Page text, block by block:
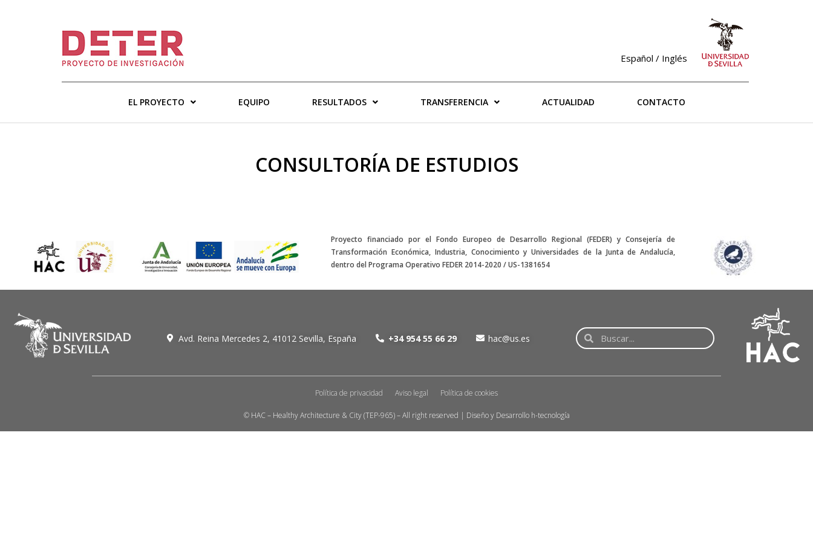
Español / Inglés
EL PROYECTO EQUIPO RESULTADOS TRANSFERENCIA ACTUALIDAD CONTACTO
CONSULTORÍA DE ESTUDIOS
Proyecto financiado por el Fondo Europeo de Desarrollo Regional (FEDER) y Consejería de
Transformación Económica, Industria, Conocimiento y Universidades de la Junta de Andalucía,
dentro del Programa Operativo FEDER 2014-2020 / US-1381654
Avd. Reina Mercedes 2, 41012 Sevilla, España +34 954 55 66 29 hac@us.es
Política de privacidad Aviso legal Política de cookies
© HAC – Healthy Architecture & City (TEP-965) – All right reserved | Diseño y Desarrollo h-tecnología